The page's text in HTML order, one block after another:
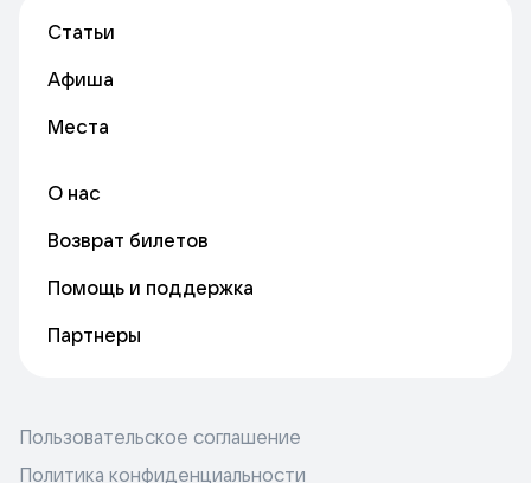
Статьи
Афиша
Места
О нас
Возврат билетов
Помощь и поддержка
Партнеры
Пользовательское соглашение
Политика конфиденциальности